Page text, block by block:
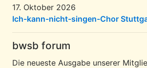
17. Oktober 2026
Ich-kann-nicht-singen-Chor
bwsb forum
Die neueste Ausgabe unserer